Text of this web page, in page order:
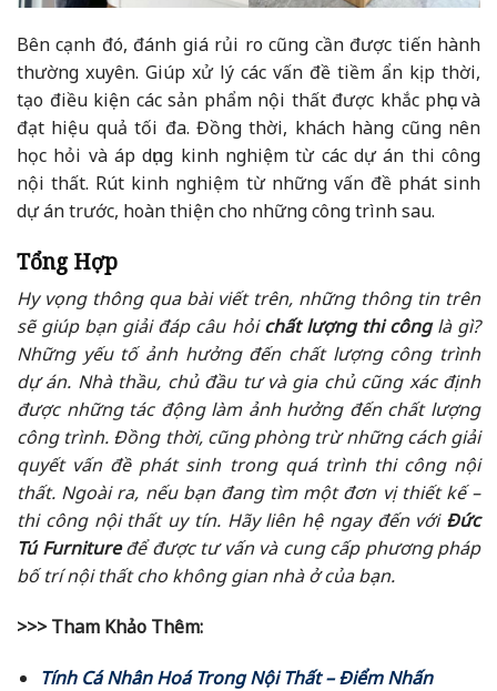
Bên cạnh đó, đánh giá rủi ro cũng cần được tiến hành
thường xuyên. Giúp xử lý các vấn đề tiềm ẩn kịp thời,
tạo điều kiện các sản phẩm nội thất được khắc phục và
đạt hiệu quả tối đa. Đồng thời, khách hàng cũng nên
học hỏi và áp dụng kinh nghiệm từ các dự án thi công
nội thất. Rút kinh nghiệm từ những vấn đề phát sinh
dự án trước, hoàn thiện cho những công trình sau.
Tổng Hợp
Hy vọng thông qua bài viết trên, những thông tin trên
sẽ giúp bạn giải đáp câu hỏichất lượng thi cônglà gì?
Những yếu tố ảnh hưởng đến chất lượng công trình
dự án. Nhà thầu, chủ đầu tư và gia chủ cũng xác định
được những tác động làm ảnh hưởng đến chất lượng
công trình. Đồng thời, cũng phòng trừ những cách giải
quyết vấn đề phát sinh trong quá trình thi công nội
thất. Ngoài ra, nếu bạn đang tìm một đơn vị thiết kế –
thi công nội thất uy tín. Hãy liên hệ ngay đến với Đức
Tú Furnituređể được tư vấn và cung cấp phương pháp
bố trí nội thất cho không gian nhà ở của bạn.
>>> Tham Khảo Thêm:
Tính Cá Nhân Hoá Trong Nội Thất – Điểm Nhấn